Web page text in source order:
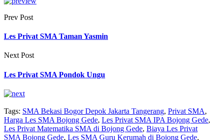
Prev Post
Les Privat SMA Taman Yasmin
Next Post
Les Privat SMA Pondok Ungu
Tags: SMA Bekasi Bogor Depok Jakarta Tangerang, Privat SMA,
Harga Les SMA Bojong Gede, Les Privat SMA IPA Bojong Gede,
Les Privat Matematika SMA di Bojong Gede, Biaya Les Privat
SMA Bojong Gede, Les SMA Guru Kerumah di Bojong Gede,